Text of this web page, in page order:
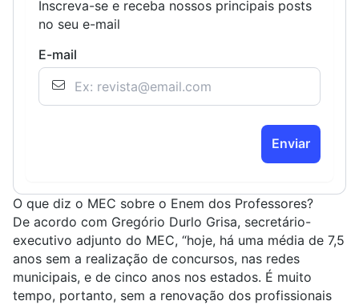
Inscreva-se e receba nossos principais posts
no seu e-mail
E-mail
Enviar
O que diz o MEC sobre o Enem dos Professores?
De acordo com Gregório Durlo Grisa, secretário-
executivo adjunto do MEC, “hoje, há uma média de 7,5
anos sem a realização de concursos, nas redes
municipais, e de cinco anos nos estados. É muito
tempo, portanto, sem a renovação dos profissionais